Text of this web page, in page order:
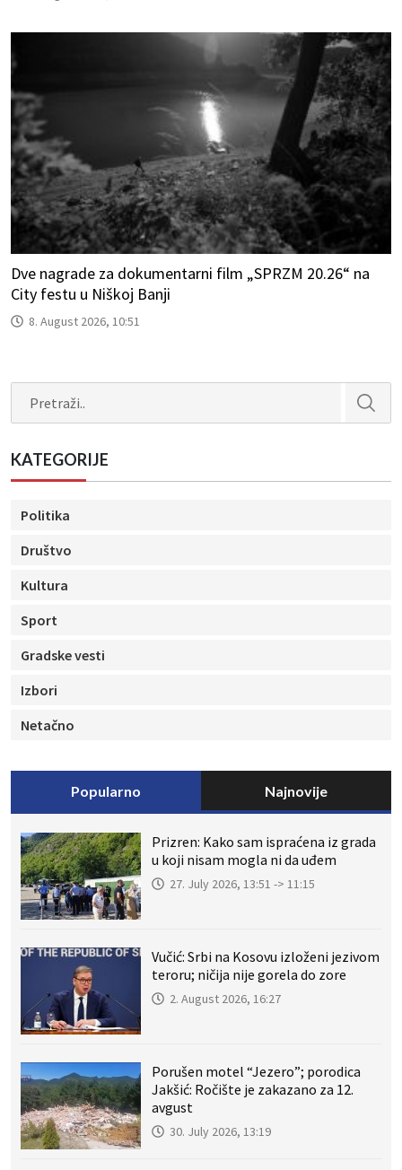
Dve nagrade za dokumentarni film „SPRZM 20.26“ na
City festu u Niškoj Banji
8. August 2026, 10:51
KATEGORIJE
Politika
Društvo
Kultura
Sport
Gradske vesti
Izbori
Netačno
Popularno Najnovije
Prizren: Kako sam ispraćena iz grada
u koji nisam mogla ni da uđem
27. July 2026, 13:51 -> 11:15
Vučić: Srbi na Kosovu izloženi jezivom
teroru; ničija nije gorela do zore
2. August 2026, 16:27
Porušen motel “Jezero”; porodica
Jakšić: Ročište je zakazano za 12.
avgust
30. July 2026, 13:19